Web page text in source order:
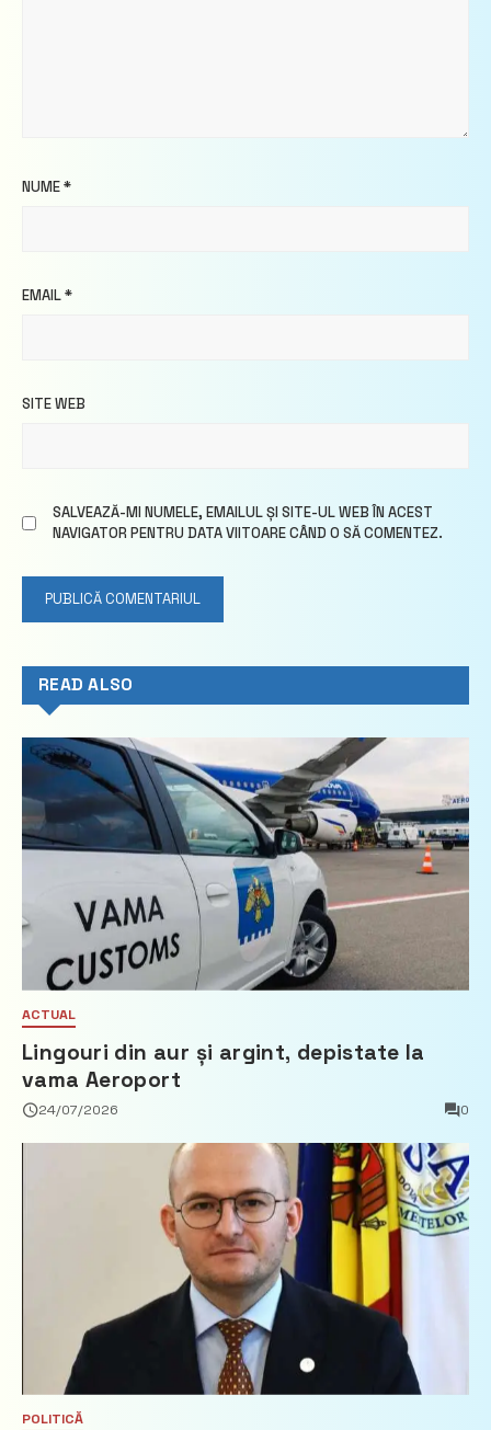
NUME*
EMAIL*
SITE WEB
SALVEAZĂ-MI NUMELE, EMAILUL ȘI SITE-UL WEB ÎN ACEST
NAVIGATOR PENTRU DATA VIITOARE CÂND O SĂ COMENTEZ.
READ ALSO
ACTUAL
Lingouri din aur și argint, depistate la
vama Aeroport
24/07/2026 0
POLITICĂ